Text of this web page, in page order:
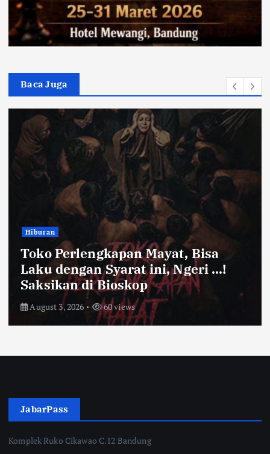
Baca Juga
Bandung Raya
Farhan Pastikan Pasokan Pangan
Kota Bandung Aman Meski Harga
Ayam dan Timun Naik
July 31, 2026 66 views
JabarPass
Komplek Ruko Cikawao C.12 Bandung